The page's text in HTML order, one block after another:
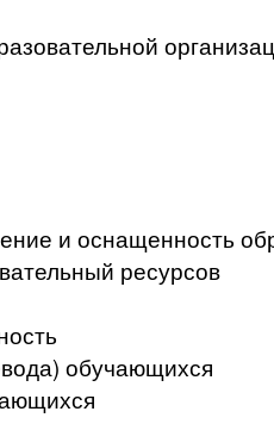
и оснащенность
ресурсов
обучающихся